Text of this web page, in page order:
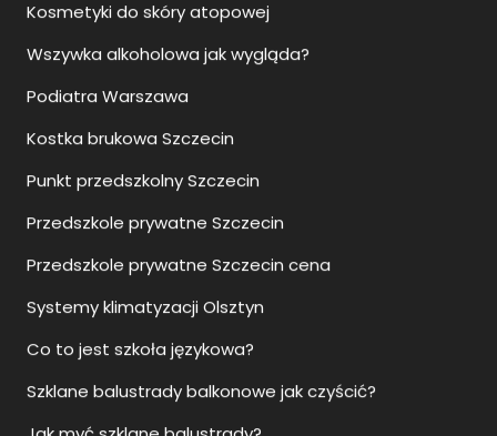
Podiatra Warszawa
Kostka brukowa Szczecin
Punkt przedszkolny Szczecin
Przedszkole prywatne Szczecin
Przedszkole prywatne Szczecin cena
Systemy klimatyzacji Olsztyn
Co to jest szkoła językowa?
Szklane balustrady balkonowe jak czyścić?
Jak myć szklane balustrady?
Jak sie montuje balustrady szklane?